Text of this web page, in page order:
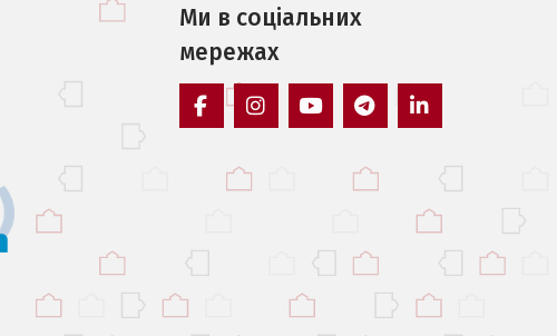
Ми в соцiальних
мережах